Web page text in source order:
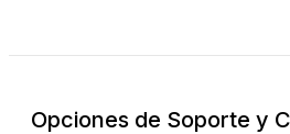
Opciones de Soporte y